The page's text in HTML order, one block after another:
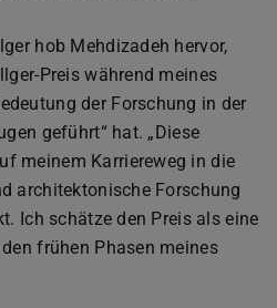
hob Mehdizadeh hervor,
Preis während meines
der Forschung in der
geführt“ hat. „Diese
meinem Karriereweg in die
architektonische Forschung
Ich schätze den Preis als eine
frühen Phasen meines